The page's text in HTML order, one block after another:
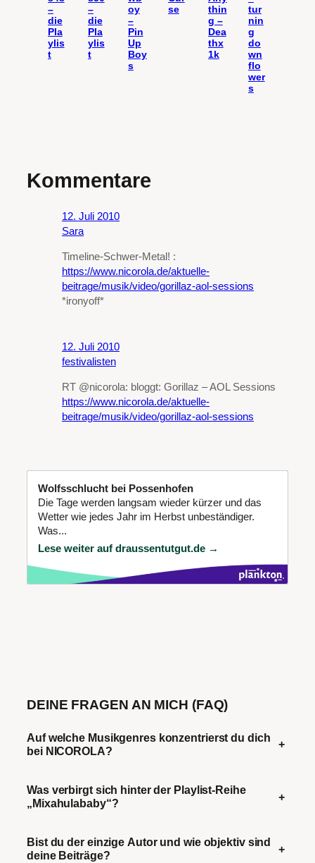
–
die
Pla
ylis
t
–
die
Pla
ylis
t
oy
–
Pin
Up
Boy
s
se
thin
g –
Dea
thx
1k
tur
nin
g
do
wn
flo
wer
s
Kommentare
12. Juli 2010
Sara
Timeline-Schwer-Metal! :
https://www.nicorola.de/aktuelle-
beitrage/musik/video/gorillaz-aol-sessions
*ironyoff*
12. Juli 2010
festivalisten
RT @nicorola: bloggt: Gorillaz – AOL Sessions
https://www.nicorola.de/aktuelle-
beitrage/musik/video/gorillaz-aol-sessions
Wolfsschlucht bei Possenhofen
Die Tage werden langsam wieder kürzer und das
Wetter wie jedes Jahr im Herbst unbeständiger.
Was...
Lese weiter auf draussentutgut.de →
DEINE FRAGEN AN MICH (FAQ)
Auf welche Musikgenres konzentrierst du dich
bei NICOROLA?
+
Was verbirgt sich hinter der Playlist-Reihe
„Mixahulababy“?
+
Bist du der einzige Autor und wie objektiv sind
deine Beiträge?
+